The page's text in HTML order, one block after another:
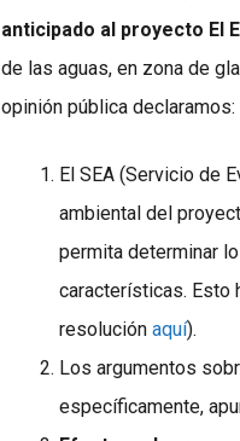
anticipado al proyecto El
de las aguas, en zona de
opinión pública declaramos:
El SEA (Servicio de
ambiental del
permita determinar
características. Esto
resolución aquí).
Los argumentos
específicamente,